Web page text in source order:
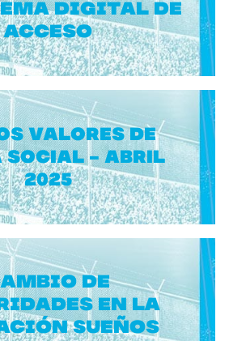
digital de
acceso
VALORES DE
SOCIAL - ABRIL
2025
de
en la
Sueños